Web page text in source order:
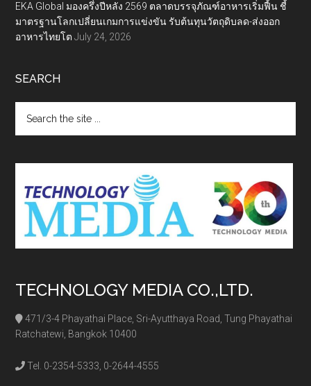
EKA Global มองครึ่งปีหลัง 2569 ตลาดบรรจุภัณฑ์อาหารเริ่มฟื้น ชี้
มาตรฐานโลกเปลี่ยนเกมการแข่งขัน รับต้นทุนวัตถุดิบลด-ส่งออก
อาหารไทยโต July 24, 2026
SEARCH
the
TECHNOLOGY MEDIA CO.,LTD.
471/3-4 Phayathai Place, Sri-Ayutthaya Road, Tung Phayathai
Ratchatewi, Bangkok 10400
Tel. 0-2354-5333, 0-2644-4555